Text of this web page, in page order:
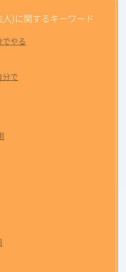
)に関するキーワード
やる
で